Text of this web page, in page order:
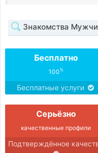
Знакомства
Бесплатно
100%
Бесплатные услуги
Серьёзно
качественные профили
Подтверждённое